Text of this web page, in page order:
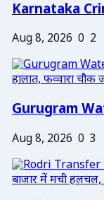
Karnataka
Aug 8, 2026 0 2
Gurugram
Aug 8, 2026 0 3